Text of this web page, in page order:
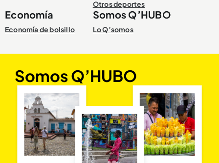
Otros deportes
Economía
Economía de bolsillo
Somos Q’HUBO
Lo Q’somos
Somos Q’HUBO